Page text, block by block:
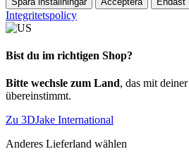
Integritetspolicy
Bist du im richtigen Shop?
Bitte wechsle zum Land, das mit
übereinstimmt.
Zu 3DJake International
Anderes Lieferland wählen